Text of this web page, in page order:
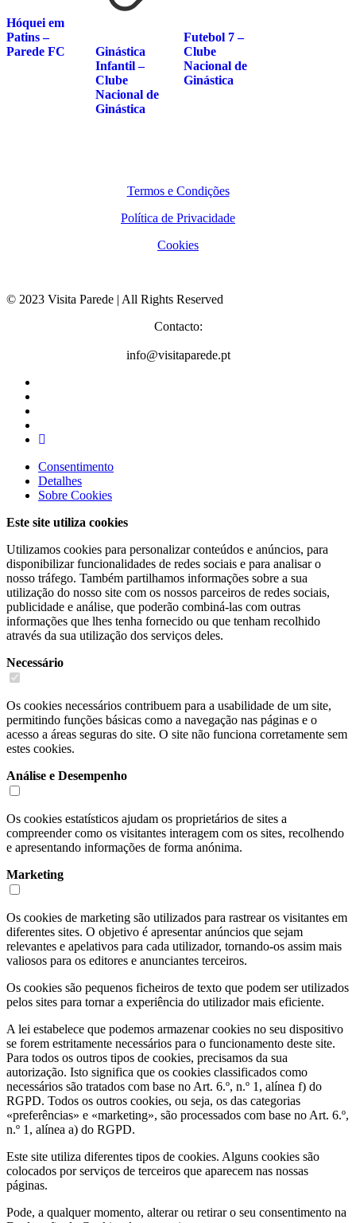
Hóquei em
Patins –
Parede FC
Ginástica
Infantil –
Clube
Nacional de
Ginástica
Futebol 7 –
Clube
Nacional de
Ginástica
Termos e Condições
Política de Privacidade
Cookies
© 2023 Visita Parede | All Rights Reserved
Contacto:
info@visitaparede.pt
Consentimento
Detalhes
Sobre Cookies
Este site utiliza cookies
Utilizamos cookies para personalizar conteúdos e anúncios, para
disponibilizar funcionalidades de redes sociais e para analisar o
nosso tráfego. Também partilhamos informações sobre a sua
utilização do nosso site com os nossos parceiros de redes sociais,
publicidade e análise, que poderão combiná-las com outras
informações que lhes tenha fornecido ou que tenham recolhido
através da sua utilização dos serviços deles.
Necessário
Os cookies necessários contribuem para a usabilidade de um site,
permitindo funções básicas como a navegação nas páginas e o
acesso a áreas seguras do site. O site não funciona corretamente sem
estes cookies.
Análise e Desempenho
Os cookies estatísticos ajudam os proprietários de sites a
compreender como os visitantes interagem com os sites, recolhendo
e apresentando informações de forma anónima.
Marketing
Os cookies de marketing são utilizados para rastrear os visitantes em
diferentes sites. O objetivo é apresentar anúncios que sejam
relevantes e apelativos para cada utilizador, tornando-os assim mais
valiosos para os editores e anunciantes terceiros.
Os cookies são pequenos ficheiros de texto que podem ser utilizados
pelos sites para tornar a experiência do utilizador mais eficiente.
A lei estabelece que podemos armazenar cookies no seu dispositivo
se forem estritamente necessários para o funcionamento deste site.
Para todos os outros tipos de cookies, precisamos da sua
autorização. Isto significa que os cookies classificados como
necessários são tratados com base no Art. 6.º, n.º 1, alínea f) do
RGPD. Todos os outros cookies, ou seja, os das categorias
«preferências» e «marketing», são processados com base no Art. 6.º,
n.º 1, alínea a) do RGPD.
Este site utiliza diferentes tipos de cookies. Alguns cookies são
colocados por serviços de terceiros que aparecem nas nossas
páginas.
Pode, a qualquer momento, alterar ou retirar o seu consentimento na